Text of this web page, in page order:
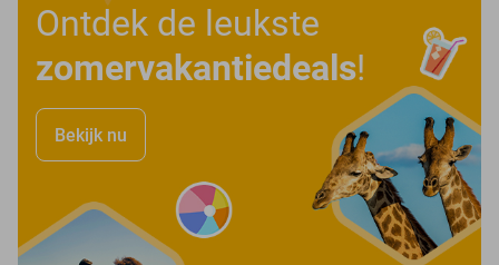
Ontdek de leukste
zomervakantiedeals!
Bekijk nu